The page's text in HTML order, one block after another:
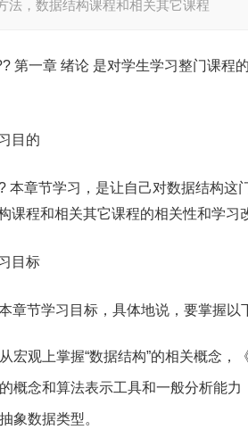
法，数据结构课程和相关其它课程
第一章 绪论 是对学生学习整门课程
目的
本章节学习，是让自己对数据结构这
课程和相关其它课程的相关性和学习
目标
章节学习目标，具体地说，要掌握以
宏观上掌握“数据结构”的相关概念，
概念和算法表示工具和一般分析能力
象数据类型。